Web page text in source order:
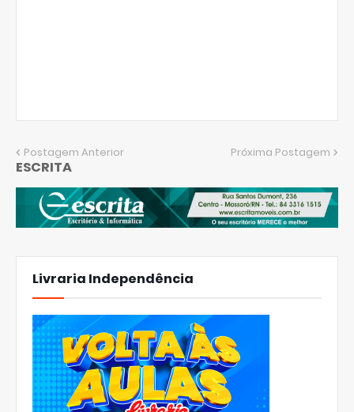
Postagem Anterior Próxima Postagem
ESCRITA
Livraria Independência